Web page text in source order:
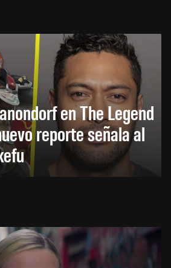
en The Legend
reporte señala al